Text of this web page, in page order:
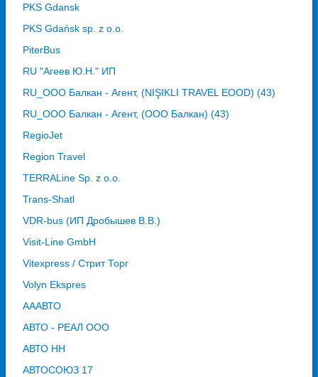
PKS Gdansk
PKS Gdańsk sp. z o.o.
PiterBus
RU "Агеев Ю.Н." ИП
RU_ООО Балкан - Агент, (NIŞIKLI TRAVEL EOOD) (43)
RU_ООО Балкан - Агент, (ООО Балкан) (43)
RegioJet
Region Travel
TERRALine Sp. z o.o.
Trans-Shatl
VDR-bus (ИП Дробышев В.В.)
Visit-Line GmbH
Vitexpress / Стрит Торг
Volyn Ekspres
АААВТО
АВТО - РЕАЛ ООО
АВТО НН
АВТОСОЮЗ 17